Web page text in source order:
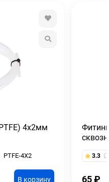
4х2мм
PTFE-4X2
В корзину
3.3
65₽